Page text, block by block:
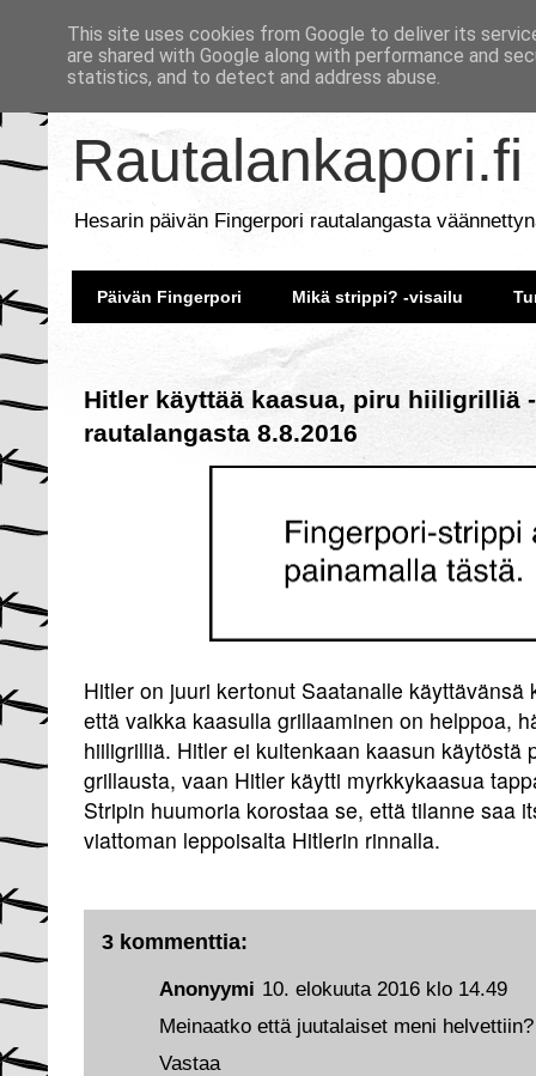
Rautalankapori.fi
Hesarin päivän Fingerpori rautalangasta
Päivän Fingerpori Mikä strippi? -visailu
Hitler käyttää kaasua, piru hiiligrilliä
rautalangasta 8.8.2016
Hitler on juuri kertonut Saatanalle
että vaikka kaasulla grillaaminen on helppoa,
hiiligrilliä. Hitler ei kuitenkaan kaasun käytöstä
grillausta, vaan Hitler käytti myrkkykaasua
Stripin huumoria korostaa se, että tilanne saa
viattoman leppoisalta Hitlerin rinnalla.
3 kommenttia:
Anonyymi 10. elokuuta 2016 klo 14.49
Meinaatko että juutalaiset meni helvettiin?
Vastaa
This site uses cookies from Google to deliver its
are shared with Google along with performance and
statistics, and to detect and address abuse.